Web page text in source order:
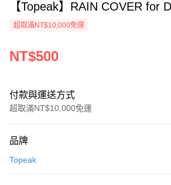
【Topeak】RAIN COVER for
超取滿NT$10,000免運
NT$500
付款與運送方式
超取滿NT$10,000免運
信用卡一次付款
品牌
Topeak